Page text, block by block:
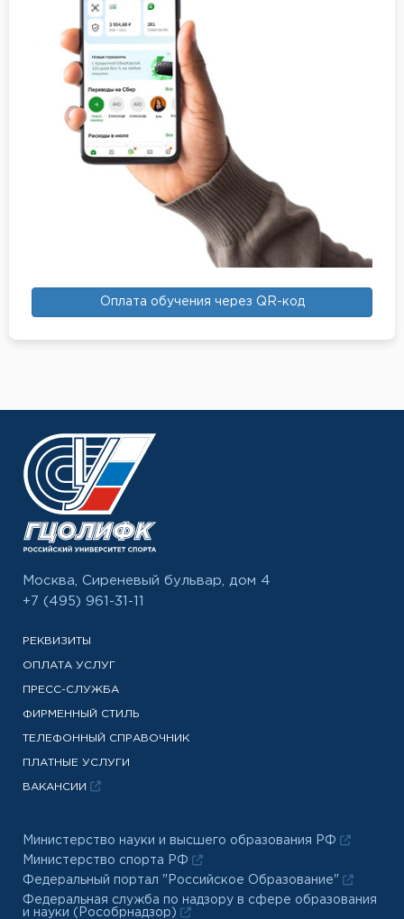
Оплата обучения через QR-код
Москва, Сиреневый бульвар, дом 4
+7 (495) 961-31-11
РЕКВИЗИТЫ
ОПЛАТА УСЛУГ
ПРЕСС-СЛУЖБА
ФИРМЕННЫЙ СТИЛЬ
ТЕЛЕФОННЫЙ СПРАВОЧНИК
ПЛАТНЫЕ УСЛУГИ
ВАКАНСИИ
Министерство науки и высшего образования РФ
Министерство спорта РФ
Федеральный портал "Российское Образование"
Федеральная служба по надзору в сфере образования
и науки (Рособрнадзор)